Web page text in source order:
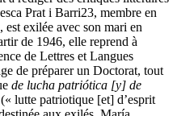
Prat i Barri23, membre en
, est exilée avec son mari en
de 1946, elle reprend à
de Lettres et Langues
de préparer un Doctorat, tout
de lucha patriótica [y] de
(« lutte patriotique [et] d’esprit